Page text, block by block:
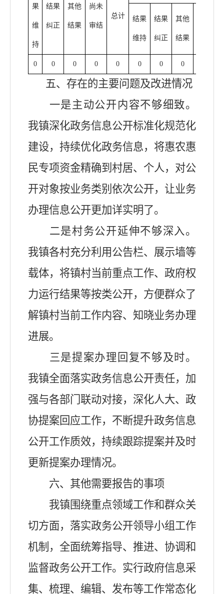
果
维
持
结果
纠正
其他
结果
尚未
审结
总计 结果
维持
结果
纠正
其他
结果
0 0 0 0 0 0 0 0
五、存在的主要问题及改进情况
一是主动公开内容不够细致。
我镇深化政务信息公开标准化规范化
建设，持续优化政务信息，将惠农惠
民专项资金精确到村居、个人，对公
开对象按业务类别依次公开，让业务
办理信息公开更加详实明了。
二是村务公开延伸不够深入。
我镇各村充分利用公告栏、展示墙等
载体，将镇村当前重点工作、政府权
力运行结果等按类公开，方便群众了
解镇村当前工作内容、知晓业务办理
进展。
三是提案办理回复不够及时。
我镇全面落实政务信息公开责任，加
强与各部门联动对接， 深化人大、政
协提案回应工作，不断提升政务信息
公开工作质效，持续跟踪提案并及时
更新提案办理情况。
六、其他需要报告的事项
我镇围绕重点领域工作和群众关
切方面，落实政务公开领导小组工作
机制，全面统筹指导、推进、协调和
监督政务公开工作。实行政府信息采
集、梳理、编辑、发布等工作常态化